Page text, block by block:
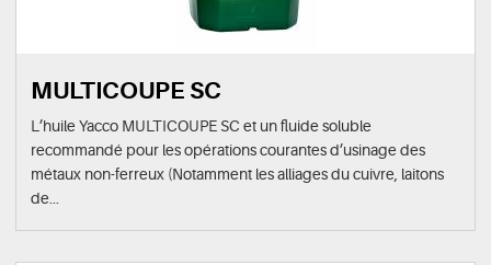
MULTICOUPE SC
L’huile Yacco MULTICOUPE SC et un fluide soluble
recommandé pour les opérations courantes d’usinage des
métaux non-ferreux (Notamment les alliages du cuivre, laitons
de...